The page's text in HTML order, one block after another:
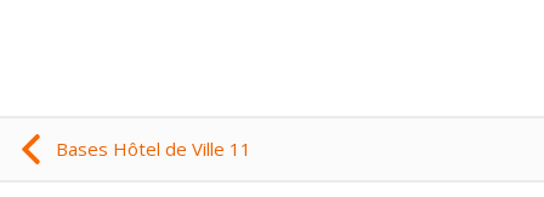
Bases Hôtel de Ville 11